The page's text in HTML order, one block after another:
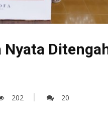
Nyata
202 20